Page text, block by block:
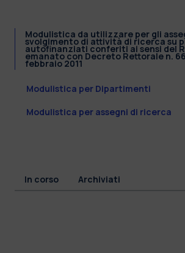
Modulistica da utilizzare per gli
svolgimento di attività di ricerca su
autofinanziati conferiti ai sensi del
emanato con Decreto Rettorale n.
febbraio 2011
Modulistica per Dipartimenti
Modulistica per assegni di ricerca
In corso Archiviati